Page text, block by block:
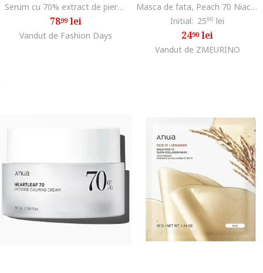
Serum cu 70% extract de piersica si niacinamide 30ml
7899lei
Vandut de Fashion Days
Masca de fata, Peach 70 Niacin Brightening Collagen, 38 gr
Initial: 2590 lei
2490lei
Vandut de ZMEURINO